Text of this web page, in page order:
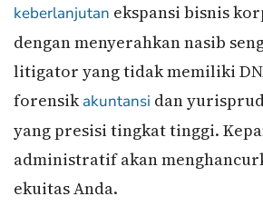
keberlanjutan ekspansi bisnis
dengan menyerahkan nasib
litigator yang tidak memiliki
forensikakuntansi dan
yang presisi tingkat tinggi.
administratif akan
ekuitas Anda.